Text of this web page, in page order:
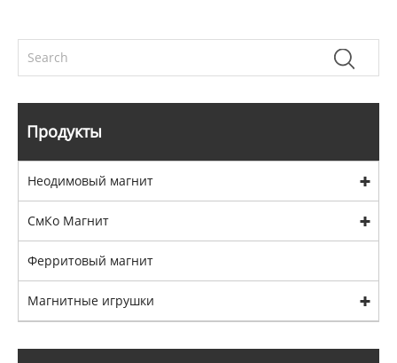
Продукты
Неодимовый магнит
СмКо Магнит
Ферритовый магнит
Магнитные игрушки